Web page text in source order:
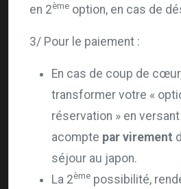
en 2ème option, en cas de
3/ Pour le paiement :
En cas de coup de
transformer votre «
réservation » en
acompte par virement
séjour au japon.
La 2ème possibilité,